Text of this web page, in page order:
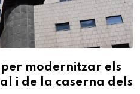
modernitzar els
i de la caserna dels